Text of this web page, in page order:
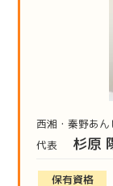
西湘・秦野あ
代表
杉原
保有資格